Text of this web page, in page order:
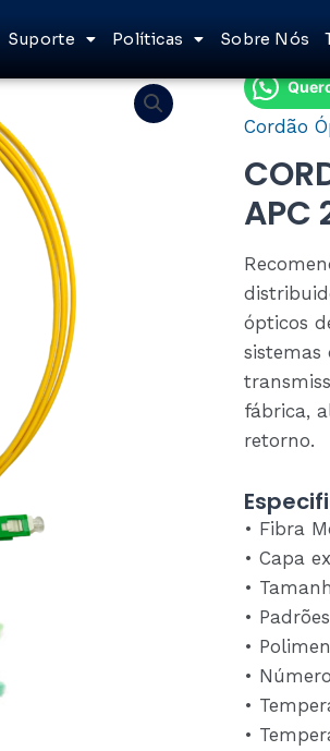
Suporte Políticas Sobre Nós
Cordão
APC
ópticos
sistemas
fábrica,
retorno.
• Fibra
• Capa
•
•
•
•
•
•